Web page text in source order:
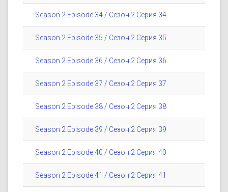
Season 2 Episode 34 / Сезон 2 Серия 34
Season 2 Episode 35 / Сезон 2 Серия 35
Season 2 Episode 36 / Сезон 2 Серия 36
Season 2 Episode 37 / Сезон 2 Серия 37
Season 2 Episode 38 / Сезон 2 Серия 38
Season 2 Episode 39 / Сезон 2 Серия 39
Season 2 Episode 40 / Сезон 2 Серия 40
Season 2 Episode 41 / Сезон 2 Серия 41